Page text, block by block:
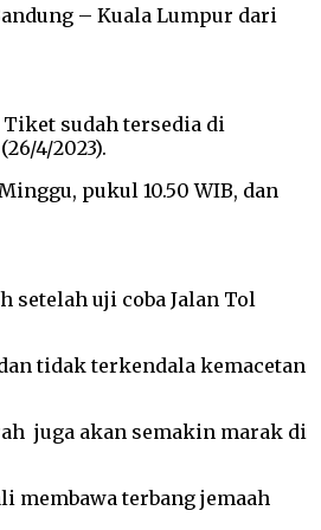
– Kuala Lumpur dari
sudah tersedia di
4/2023).
pukul 10.50 WIB, dan
setelah uji coba Jalan Tol
tidak terkendala kemacetan
juga akan semakin marak di
membawa terbang jemaah